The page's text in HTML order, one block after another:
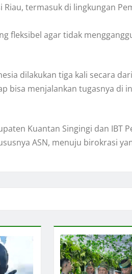
termasuk di lingkungan
fleksibel agar tidak
dilakukan tiga kali secara
bisa menjalankan tugasnya di
Kuantan Singingi dan IBT
ASN, menuju birokrasi